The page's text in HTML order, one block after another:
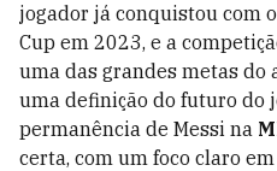
jogador já conquistou com
Cup em 2023, e a
uma das grandes metas do
uma definição do futuro do
permanência de Messi na
certa, com um foco claro